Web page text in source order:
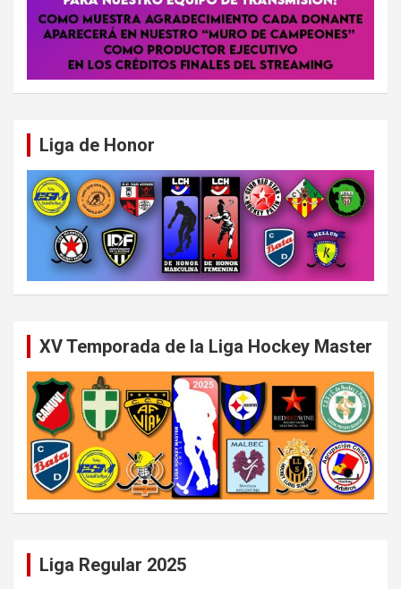
Liga de Honor
XV Temporada de la Liga Hockey Master
Liga Regular 2025